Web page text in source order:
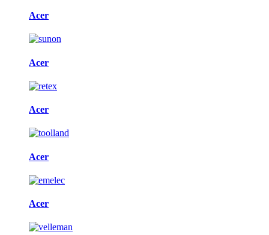
Acer
Acer
Acer
Acer
Acer